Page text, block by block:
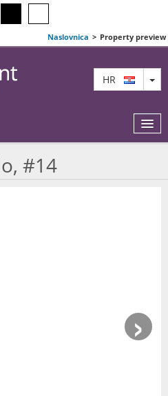
Naslovnica > Property preview
HR
#14
›